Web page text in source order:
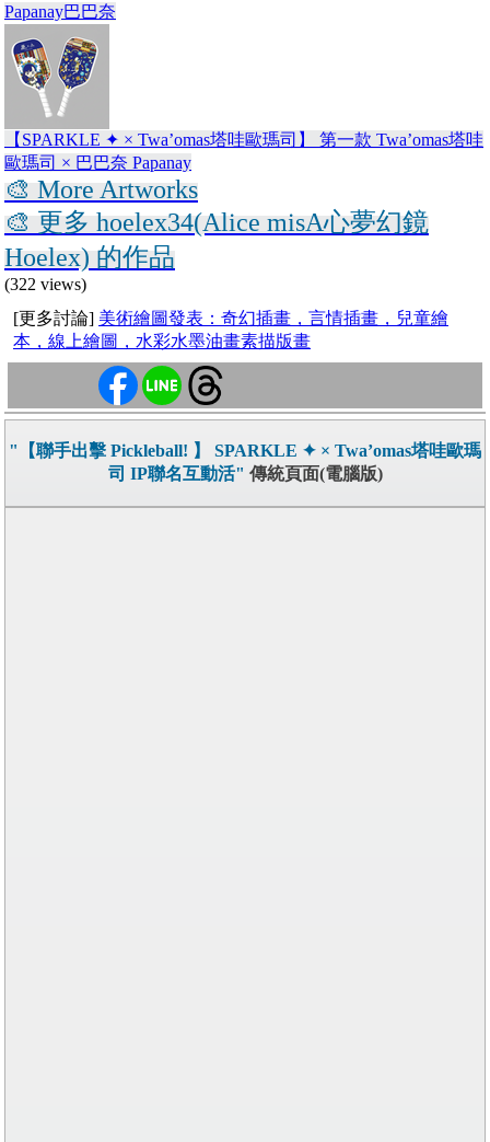
Papanay巴巴奈
【SPARKLE ✦ × Twa’omas塔哇歐瑪司】 第一款 Twa’omas塔哇
歐瑪司 × 巴巴奈 Papanay
🎨 More Artworks
🎨 更多 hoelex34(Alice misA心夢幻鏡
Hoelex) 的作品
(322 views)
[更多討論] 美術繪圖發表：奇幻插畫，言情插畫，兒童繪
本，線上繪圖，水彩水墨油畫素描版畫
"【聯手出擊 Pickleball! 】 SPARKLE ✦ × Twa’omas塔哇歐瑪
司 IP聯名互動活" 傳統頁面(電腦版)